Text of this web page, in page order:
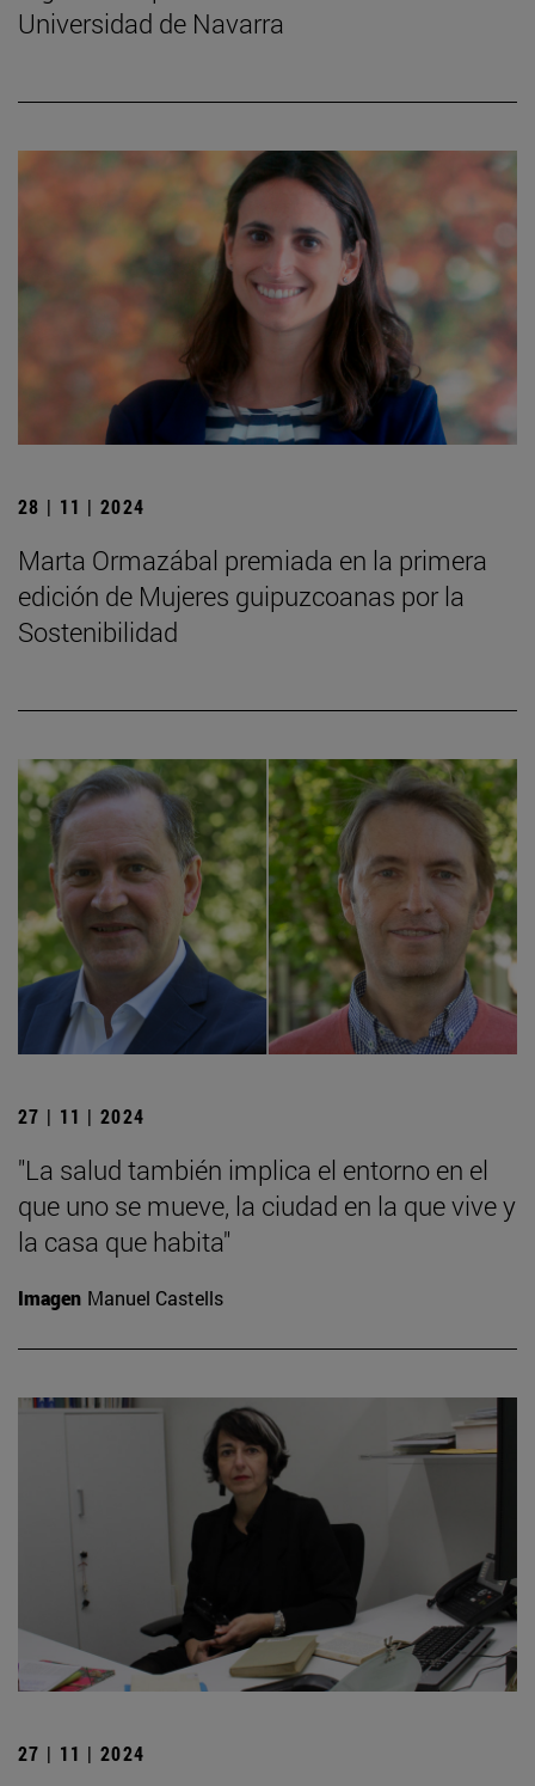
Universidad de Navarra
28 | 11 | 2024
Marta Ormazábal premiada en la primera
edición de Mujeres guipuzcoanas por la
Sostenibilidad
27 | 11 | 2024
"La salud también implica el entorno en el
que uno se mueve, la ciudad en la que vive y
la casa que habita"
Imagen Manuel Castells
27 | 11 | 2024